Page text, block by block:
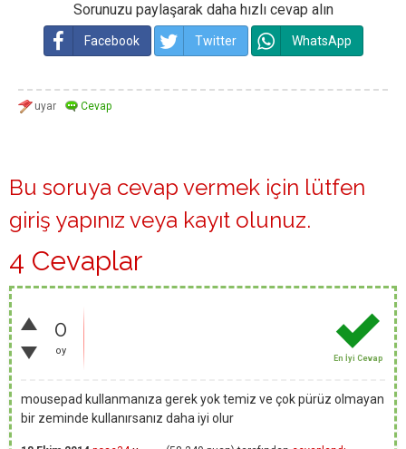
Sorunuzu paylaşarak daha hızlı cevap alın
Facebook Twitter WhatsApp
Bu soruya cevap vermek için lütfen
giriş yapınız veya kayıt olunuz.
4 Cevaplar
0
oy
En İyi Cevap
mousepad kullanmanıza gerek yok temiz ve çok pürüz olmayan
bir zeminde kullanırsanız daha iyi olur